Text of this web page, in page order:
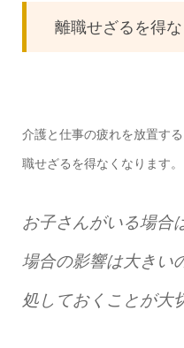
離職せざるを得
介護と仕事の疲れを放置す
職せざるを得なくなります。
お子さんがいる場合
場合の影響は大きい
処しておくことが大